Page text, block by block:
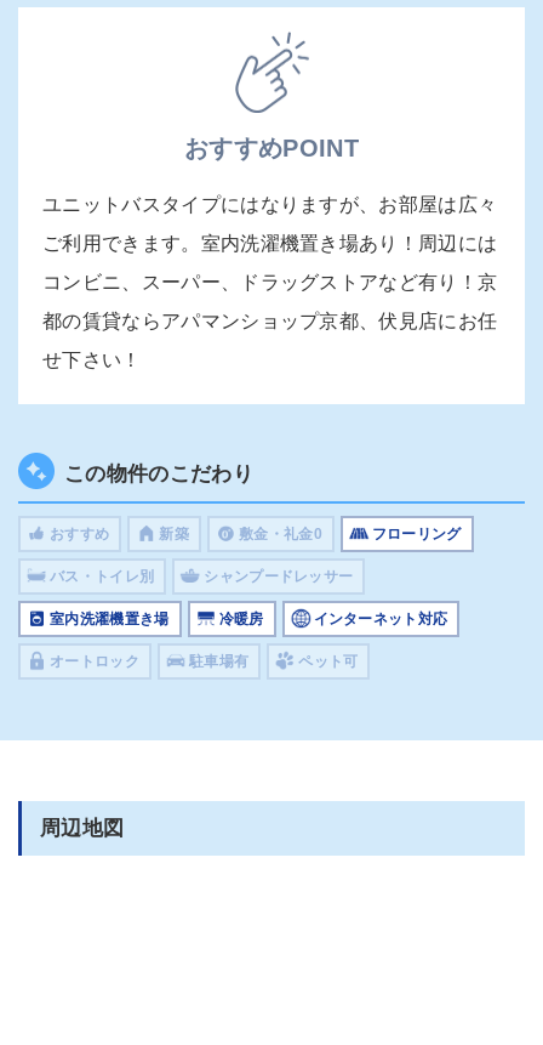
おすすめPOINT
ユニットバスタイプにはなりますが、お部屋は広々
ご利用できます。室内洗濯機置き場あり！周辺には
コンビニ、スーパー、ドラッグストアなど有り！京
都の賃貸ならアパマンショップ京都、伏見店にお任
せ下さい！
この物件のこだわり
おすすめ 新築 敷金・礼金0 フローリング
バス・トイレ別 シャンプードレッサー
室内洗濯機置き場 冷暖房 インターネット対応
オートロック 駐車場有 ペット可
周辺地図